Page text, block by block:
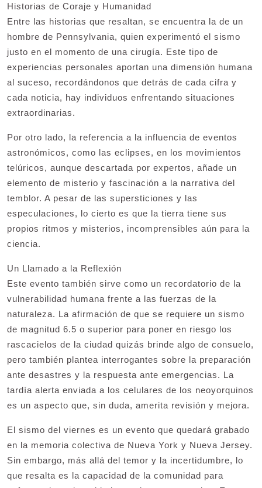
Historias de Coraje y Humanidad
Entre las historias que resaltan, se encuentra la de un
hombre de Pennsylvania, quien experimentó el sismo
justo en el momento de una cirugía. Este tipo de
experiencias personales aportan una dimensión humana
al suceso, recordándonos que detrás de cada cifra y
cada noticia, hay individuos enfrentando situaciones
extraordinarias.
Por otro lado, la referencia a la influencia de eventos
astronómicos, como las eclipses, en los movimientos
telúricos, aunque descartada por expertos, añade un
elemento de misterio y fascinación a la narrativa del
temblor. A pesar de las supersticiones y las
especulaciones, lo cierto es que la tierra tiene sus
propios ritmos y misterios, incomprensibles aún para la
ciencia.
Un Llamado a la Reflexión
Este evento también sirve como un recordatorio de la
vulnerabilidad humana frente a las fuerzas de la
naturaleza. La afirmación de que se requiere un sismo
de magnitud 6.5 o superior para poner en riesgo los
rascacielos de la ciudad quizás brinde algo de consuelo,
pero también plantea interrogantes sobre la preparación
ante desastres y la respuesta ante emergencias. La
tardía alerta enviada a los celulares de los neoyorquinos
es un aspecto que, sin duda, amerita revisión y mejora.
El sismo del viernes es un evento que quedará grabado
en la memoria colectiva de Nueva York y Nueva Jersey.
Sin embargo, más allá del temor y la incertidumbre, lo
que resalta es la capacidad de la comunidad para